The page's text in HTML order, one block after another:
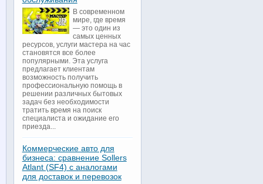
В современном
мире, где время
— это один из
самых ценных
ресурсов, услуги мастера на час
становятся все более
популярными. Эта услуга
предлагает клиентам
возможность получить
профессиональную помощь в
решении различных бытовых
задач без необходимости
тратить время на поиск
специалиста и ожидание его
приезда...
Коммерческие авто для
бизнеса: сравнение Sollers
Atlant (SF4) с аналогами
для доставок и перевозок